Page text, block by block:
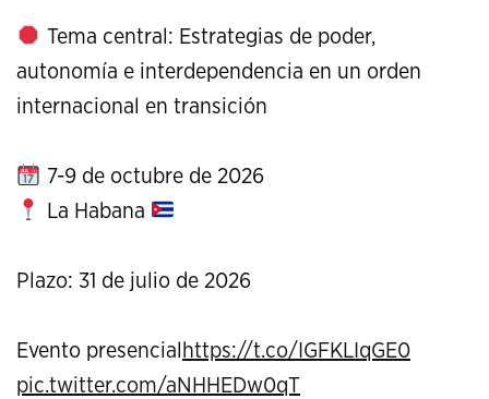
Tema central: Estrategias de poder,
autonomía e interdependencia en un orden
internacional en transición
7-9 de octubre de 2026
La Habana
Plazo: 31 de julio de 2026
Evento presencial https://t.co/IGFKLIqGE0
pic.twitter.com/aNHHEDw0qT